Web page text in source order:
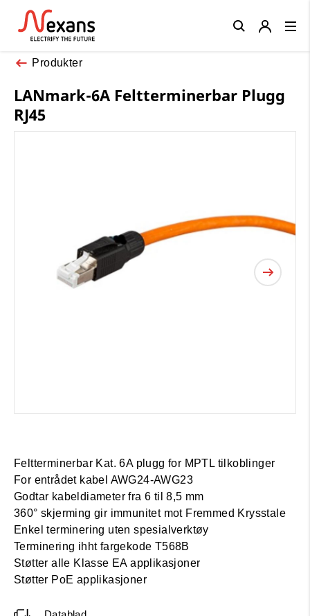
Produkter
LANmark-6A Feltterminerbar Plugg
RJ45
Feltterminerbar Kat. 6A plugg for MPTL tilkoblinger
For entrådet kabel AWG24-AWG23
Godtar kabeldiameter fra 6 til 8,5 mm
360° skjerming gir immunitet mot Fremmed Krysstale
Enkel terminering uten spesialverktøy
Terminering ihht fargekode T568B
Støtter alle Klasse EA applikasjoner
Støtter PoE applikasjoner
Close